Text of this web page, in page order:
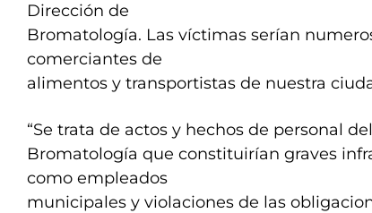
Dirección de
Bromatología. Las víctimas serían
comerciantes de
alimentos y transportistas de nuestra
“Se trata de actos y hechos de personal
Bromatología que constituirían graves
como empleados
municipales y violaciones de las